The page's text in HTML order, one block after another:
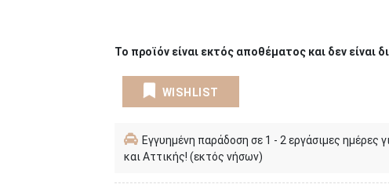
Το προϊόν είναι εκτός αποθέματος και δεν είναι
WISHLIST
Εγγυημένη παράδοση σε 1 - 2 εργάσιμες ημέρες
και Αττικής! (εκτός νήσων)